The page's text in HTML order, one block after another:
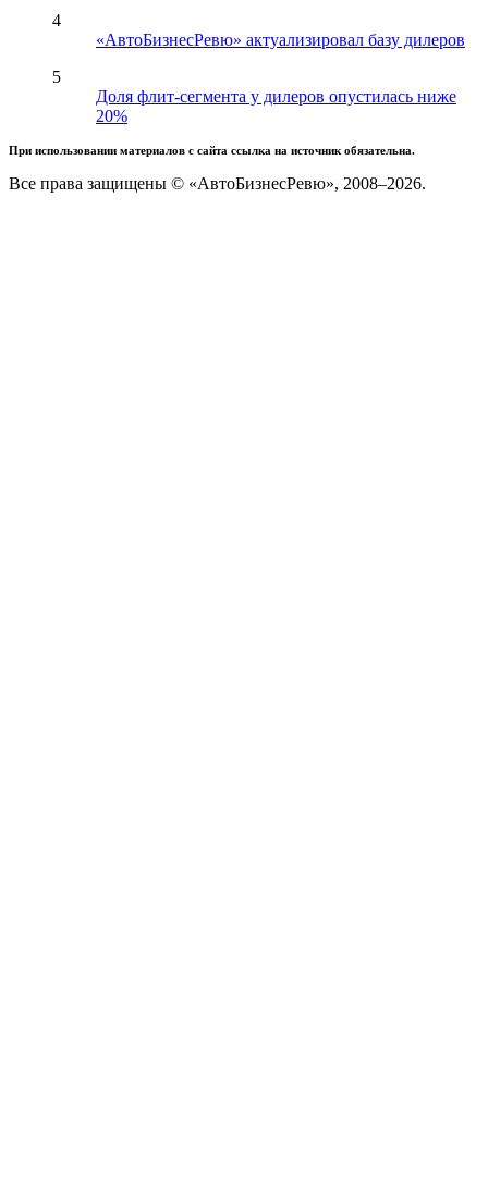
4
«АвтоБизнесРевю» актуализировал базу дилеров
5
Доля флит-сегмента у дилеров опустилась ниже
20%
При использовании материалов с сайта ссылка на источник обязательна.
Все права защищены © «АвтоБизнесРевю», 2008–2026.